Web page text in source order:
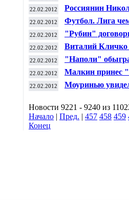
22.02.2012
Россиянин
Кубка мира по
22.02.2012
Футбол. Лига
(Мадрид). 1:1
22.02.2012 "Рубин"
22.02.2012
Виталий Кличко
Чисорой
22.02.2012 "Наполи"
22.02.2012
Малкин принес
конференции
22.02.2012 Моуринью
Новости 9221 - 9240 из
Начало | Пред. | 457 458 459
Конец